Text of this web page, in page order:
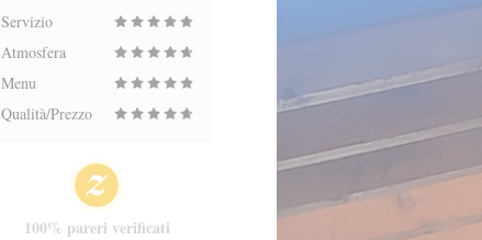
Servizio
Atmosfera
Menu
Qualità/Prezzo
100% pareri verificati